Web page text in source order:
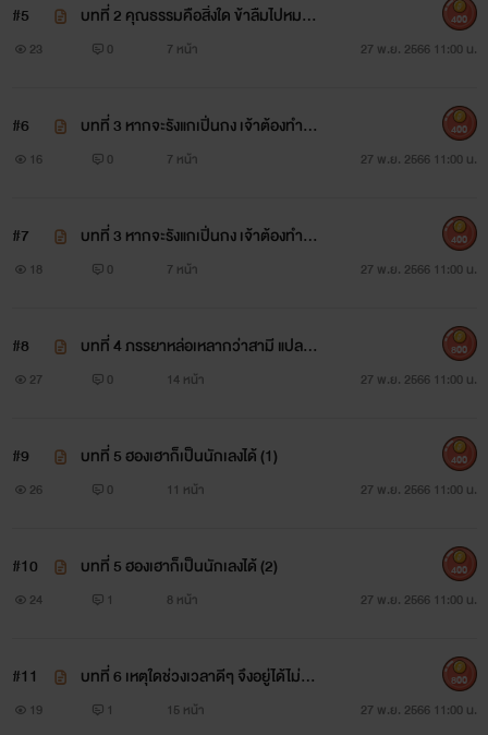
#5
บทที่ 2 คุณธรรมคือสิ่งใด ข้าลืมไปหมดแ
ล้ว (2)
23 0 7 หน้า 27 พ.ย. 2566 11:00 น.
400
#6
บทที่ 3 หากจะรังแกเปิ่นกง เจ้าต้องทำกา
รบ้านให้มากกว่านี้ (1)
16 0 7 หน้า 27 พ.ย. 2566 11:00 น.
400
#7
บทที่ 3 หากจะรังแกเปิ่นกง เจ้าต้องทำกา
รบ้านให้มากกว่านี้ (2)
18 0 7 หน้า 27 พ.ย. 2566 11:00 น.
400
#8
บทที่ 4 ภรรยาหล่อเหลากว่าสามี แปลก
ที่ตรงไหน (1+2)
27 0 14 หน้า 27 พ.ย. 2566 11:00 น.
800
#9 บทที่ 5 ฮองเฮาก็เป็นนักเลงได้ (1)
26 0 11 หน้า 27 พ.ย. 2566 11:00 น.
400
#10 บทที่ 5 ฮองเฮาก็เป็นนักเลงได้ (2)
24 1 8 หน้า 27 พ.ย. 2566 11:00 น.
400
#11
บทที่ 6 เหตุใดช่วงเวลาดีๆ จึงอยู่ได้ไม่นา
นนัก (1+2)
19 1 15 หน้า 27 พ.ย. 2566 11:00 น.
800